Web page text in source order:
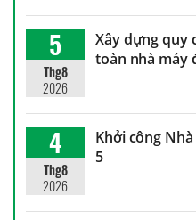
5
Thg8
2026
Xây dựng quy
toàn nhà máy
4
Thg8
2026
Khởi công
5